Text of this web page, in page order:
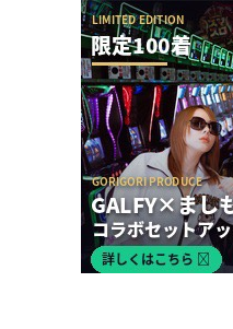
【新台】京楽「L
オンライン」業界